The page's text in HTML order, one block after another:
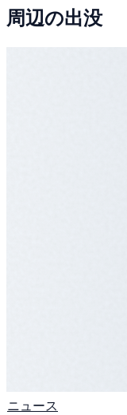
周辺の出没
ニュース